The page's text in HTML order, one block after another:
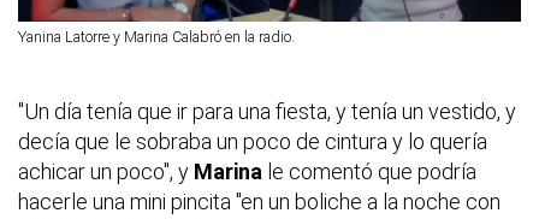
Yanina Latorre y Marina Calabró en la radio.
"Un día tenía que ir para una fiesta, y tenía un vestido, y
decía que le sobraba un poco de cintura y lo quería
achicar un poco", y Marina le comentó que podría
hacerle una mini pincita "en un boliche a la noche con